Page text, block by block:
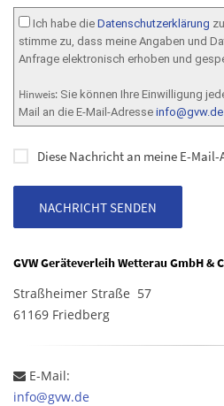
Ich habe die Datenschutzerklärung
stimme zu, dass meine Angaben und Daten zur Beantwortung
Anfrage elektronisch erhoben und
Hinweis: Sie können Ihre Einwilligung
Mail an die E-Mail-Adresse info@gvw.de
Diese Nachricht an meine E-Mail-
NACHRICHT SENDEN
GVW Geräteverleih Wetterau GmbH &
Straßheimer Straße 57
61169 Friedberg
E-Mail:
info@gvw.de